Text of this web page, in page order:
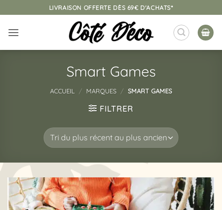
au
contenu
LIVRAISON OFFERTE DÈS 69€ D'ACHATS*
Smart Games
ACCUEIL / MARQUES / SMART GAMES
FILTRER